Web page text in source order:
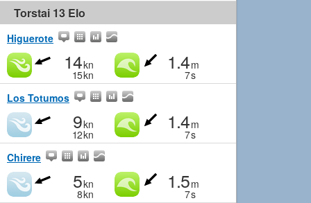
Torstai 13 Elo
Higuerote
14kn
15kn
1.4m
7s
Los Totumos
9kn
12kn
1.4m
7s
Chirere
5kn
8kn
1.5m
7s